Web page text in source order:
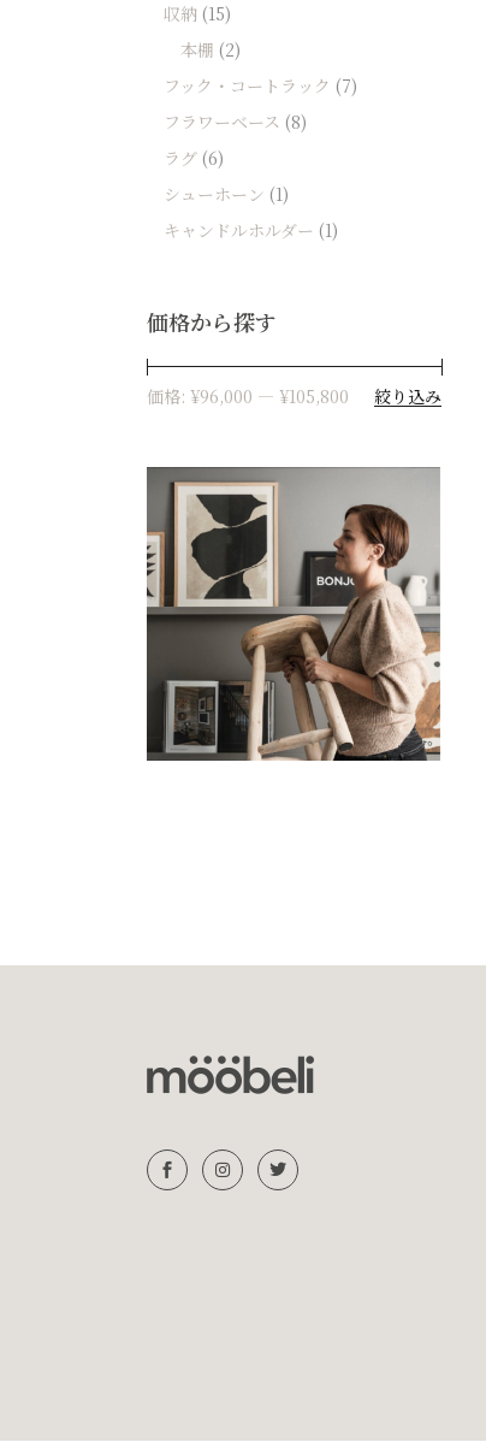
収納 (15)
本棚 (2)
フック・コートラック (7)
フラワーベース (8)
ラグ (6)
シューホーン (1)
キャンドルホルダー (1)
価格から探す
絞り込み
価格: ¥96,000 — ¥105,800